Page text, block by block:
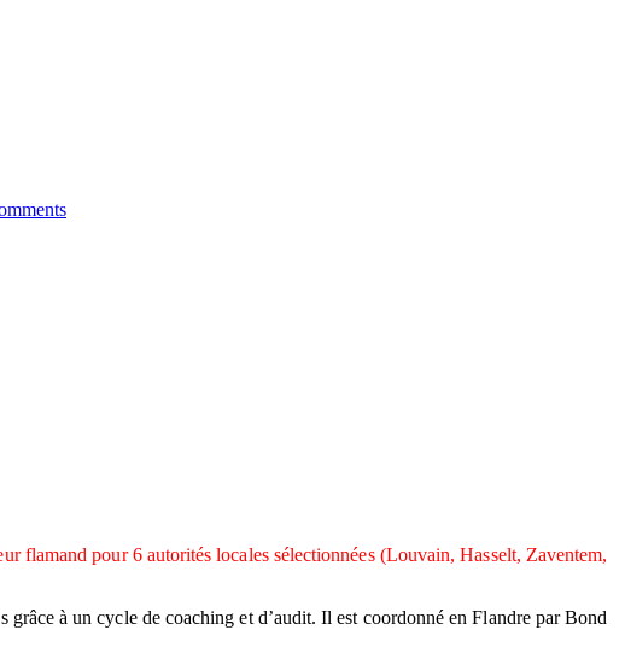
flamand pour 6 autorités locales sélectionnées (Louvain, Hasselt, Zaventem,
à un cycle de coaching et d’audit. Il est coordonné en Flandre par Bond